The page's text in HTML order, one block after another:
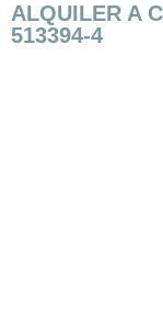
ALQUILER A
513394-4